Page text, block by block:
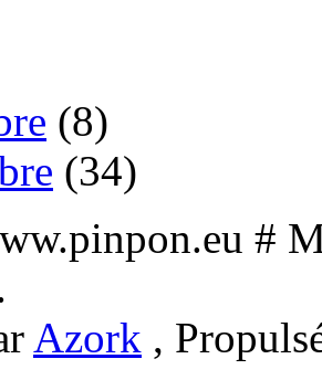
(8)
(34)
#
Azork ,